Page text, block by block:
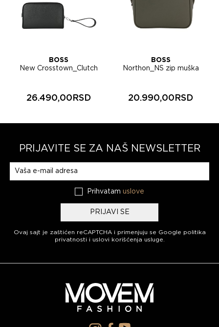
BOSS
New Crosstown_Clutch
26.490,00RSD
BOSS
Northon_NS zip muška
20.990,00RSD
PRIJAVITE SE ZA NAŠ NEWSLETTER
Prihvatam uslove
PRIJAVI SE
Ovaj sajt je zaštićen reCAPTCHA i primenjuju se Google politika
privatnosti i uslovi korišćenja usluge